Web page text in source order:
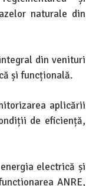
naturale din
din venituri
și funcțională.
aplicării
de eficiență,
electrică și
ANRE,